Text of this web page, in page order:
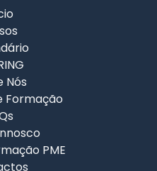
Nós
Formação
PME